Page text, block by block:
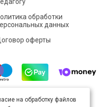
обработки
данных
оферты
полицензии Creative
на обработку файлов